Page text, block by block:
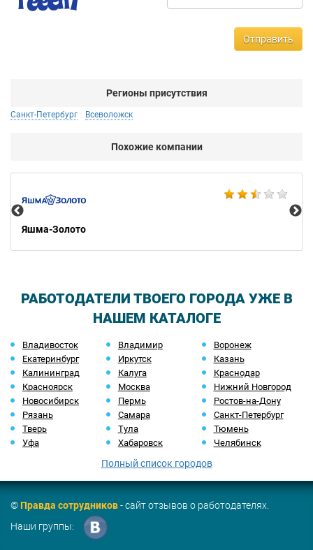
Отправить
Регионы присутствия
Санкт-Петербург Всеволожск
Похожие компании
Яшма-Золото
РАБОТОДАТЕЛИ ТВОЕГО ГОРОДА УЖЕ В
НАШЕМ КАТАЛОГЕ
Владивосток Владимир
Воронеж
Екатеринбург
Иркутск
Казань
Калининград
Калуга
Краснодар
Красноярск
Москва
Нижний Новгород
Новосибирск
Пермь
Ростов-на-Дону
Рязань
Самара
Санкт-Петербург
Тверь
Тула
Тюмень
Уфа
Хабаровск Челябинск
Полный список городов
©Правда сотрудников- сайт отзывов о работодателях.
Наши группы: